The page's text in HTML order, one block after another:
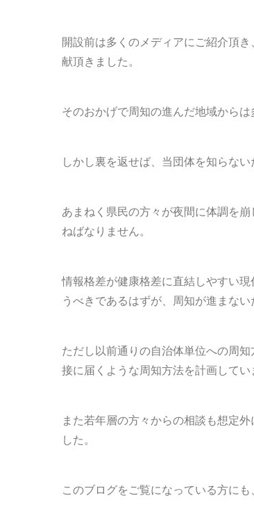
開設前は多くのメディアにご紹介頂
献頂きました。
そのおかげで周知の進んだ地域からは
しかし裏を返せば、当団体を知らな
あまねく県民の方々が夜間に体調を
ねばなりません。
情報格差が健康格差に直結しやすい
うべきであるはずが、周知が進まな
ただし以前通りの自治体単位への周
接に届くような周知方法を計画してい
また若年層の方々からの相談も想定
した。
このブログをご覧になっている方に